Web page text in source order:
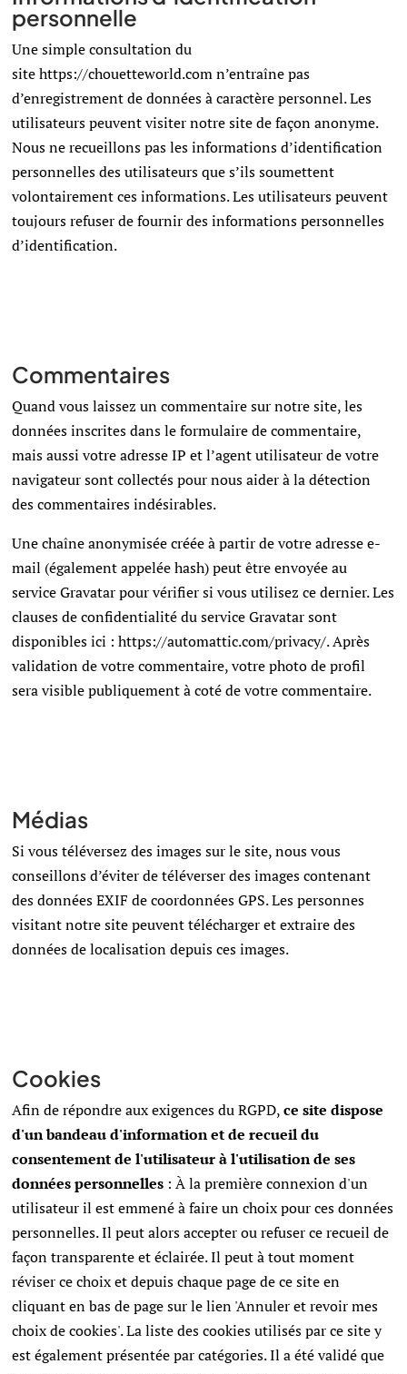
personnelle
Une simple consultation du
site https://chouetteworld.com n’entraîne pas
d’enregistrement de données à caractère personnel. Les
utilisateurs peuvent visiter notre site de façon anonyme.
Nous ne recueillons pas les informations d’identification
personnelles des utilisateurs que s’ils soumettent
volontairement ces informations. Les utilisateurs peuvent
toujours refuser de fournir des informations personnelles
d’identification.
Commentaires
Quand vous laissez un commentaire sur notre site, les
données inscrites dans le formulaire de commentaire,
mais aussi votre adresse IP et l’agent utilisateur de votre
navigateur sont collectés pour nous aider à la détection
des commentaires indésirables.
Une chaîne anonymisée créée à partir de votre adresse e-
mail (également appelée hash) peut être envoyée au
service Gravatar pour vérifier si vous utilisez ce dernier. Les
clauses de confidentialité du service Gravatar sont
disponibles ici : https://automattic.com/privacy/. Après
validation de votre commentaire, votre photo de profil
sera visible publiquement à coté de votre commentaire.
Médias
Si vous téléversez des images sur le site, nous vous
conseillons d’éviter de téléverser des images contenant
des données EXIF de coordonnées GPS. Les personnes
visitant notre site peuvent télécharger et extraire des
données de localisation depuis ces images.
Cookies
Afin de répondre aux exigences du RGPD,ce site dispose
d'un bandeau d'information et de recueil du
consentement de l'utilisateur à l'utilisation de ses
données personnelles : À la première connexion d'un
utilisateur il est emmené à faire un choix pour ces données
personnelles. Il peut alors accepter ou refuser ce recueil de
façon transparente et éclairée. Il peut à tout moment
réviser ce choix et depuis chaque page de ce site en
cliquant en bas de page sur le lien 'Annuler et revoir mes
choix de cookies'. La liste des cookies utilisés par ce site y
est également présentée par catégories. Il a été validé que